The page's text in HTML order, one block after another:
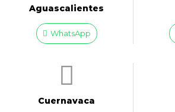
Aguascalientes
WhatsApp
Cuernavaca